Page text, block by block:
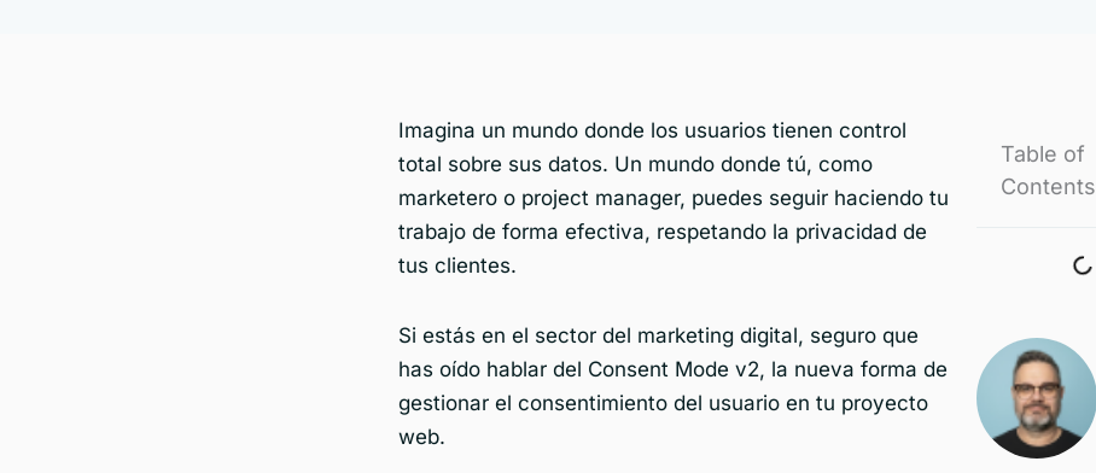
Imagina un mundo donde los usuarios tienen control
total sobre sus datos. Un mundo donde tú, como
marketero o project manager, puedes seguir haciendo tu
trabajo de forma efectiva, respetando la privacidad de
tus clientes.
Si estás en el sector del marketing digital, seguro que
has oído hablar del Consent Mode v2, la nueva forma de
gestionar el consentimiento del usuario en tu proyecto
web.
Table of
Contents